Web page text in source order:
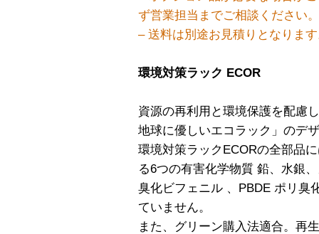
ず営業担当までご相談ください。
– 送料は別途お見積りとなりま
環境対策ラック ECOR
資源の再利用と環境保護を配慮
地球に優しいエコラック」のデ
環境対策ラックECORの全部品
る6つの有害化学物質 鉛、水銀
臭化ビフェニル 、PBDE ポリ臭
ていません。
また、グリーン購入法適合。再